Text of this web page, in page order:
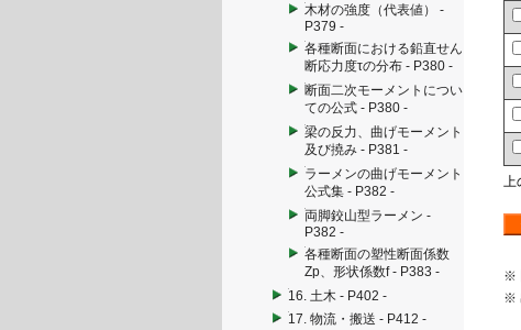
木材の強度（代表値） -
P379 -
各種断面における鉛直せん
断応力度τの分布 - P380 -
断面二次モーメントについ
ての公式 - P380 -
梁の反力、曲げモーメント
及び撓み - P381 -
ラーメンの曲げモーメント
公式集 - P382 -
両脚鉸山型ラーメン -
P382 -
各種断面の塑性断面係数
Zp、形状係数f - P383 -
16. 土木 - P402 -
17. 物流・搬送 - P412 -
上
※
※